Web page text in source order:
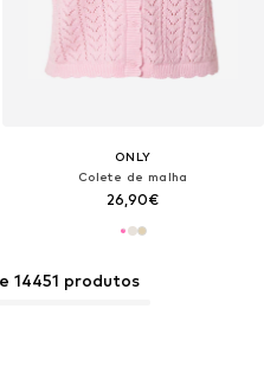
ONLY
Colete de malha
26,90€
14451 produtos